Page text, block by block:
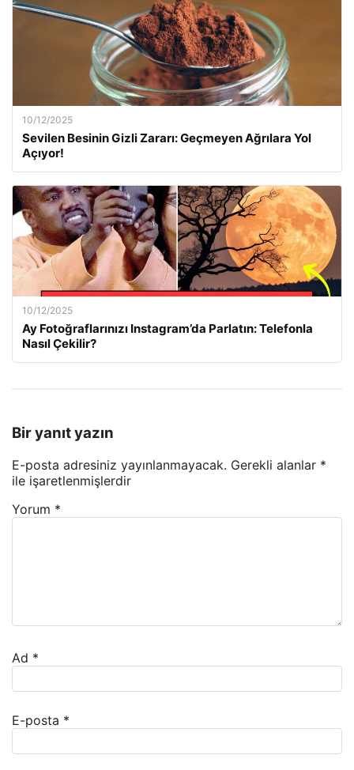
10/12/2025
Sevilen Besinin Gizli Zararı: Geçmeyen Ağrılara Yol
Açıyor!
10/12/2025
Ay Fotoğraflarınızı Instagram’da Parlatın: Telefonla
Nasıl Çekilir?
Bir yanıt yazın
E-posta adresiniz yayınlanmayacak. Gerekli alanlar *
ile işaretlenmişlerdir
Yorum *
Ad *
E-posta *